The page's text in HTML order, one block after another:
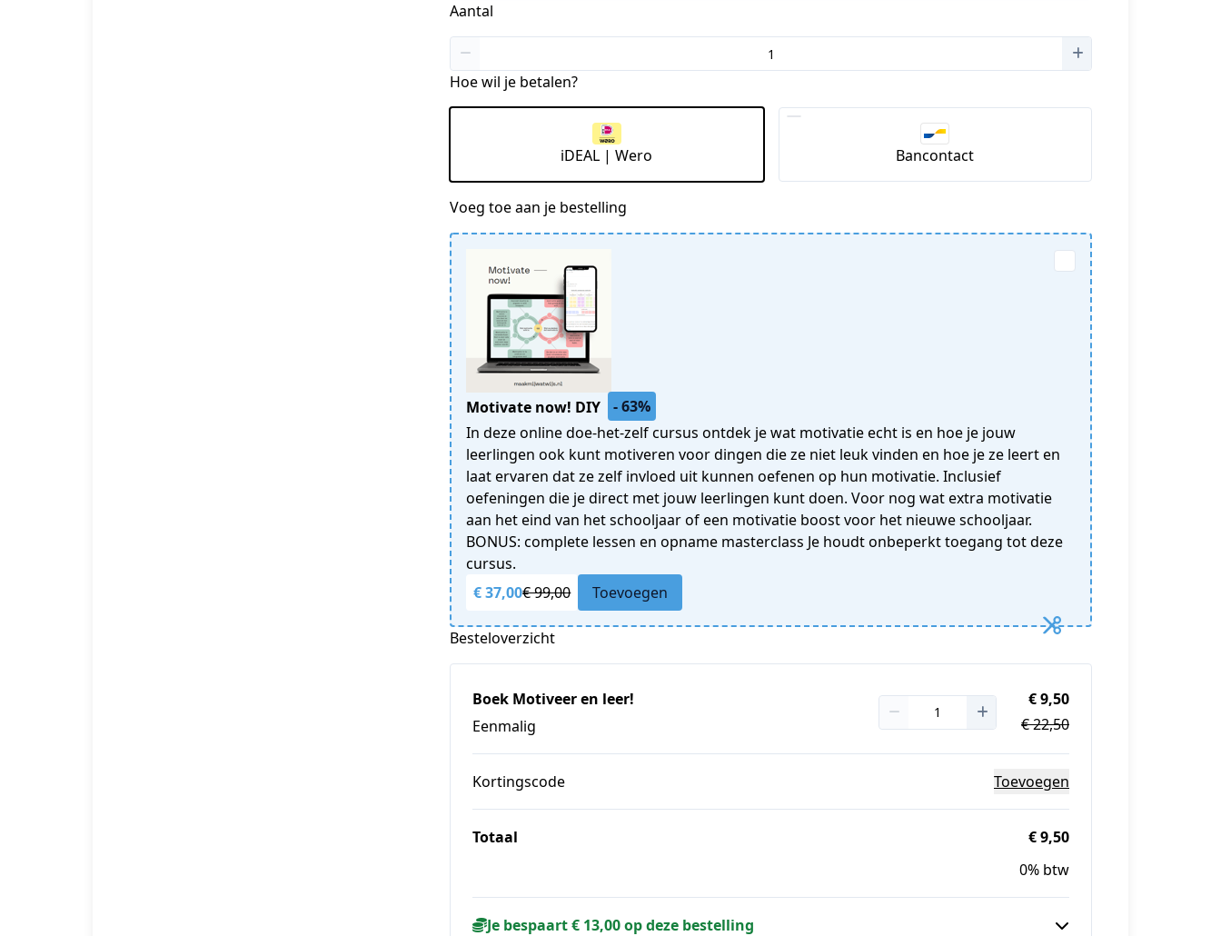
Aantal
Hoe wil je betalen?
iDEAL | Wero Bancontact
Voeg toe aan je bestelling
Motivate now! DIY
- 63%
In deze online doe-het-zelf cursus ontdek je wat motivatie echt is en hoe je jouw
leerlingen ook kunt motiveren voor dingen die ze niet leuk vinden en hoe je ze leert en
laat ervaren dat ze zelf invloed uit kunnen oefenen op hun motivatie. Inclusief
oefeningen die je direct met jouw leerlingen kunt doen. Voor nog wat extra motivatie
aan het eind van het schooljaar of een motivatie boost voor het nieuwe schooljaar.
BONUS: complete lessen en opname masterclass Je houdt onbeperkt toegang tot deze
cursus.
€ 37,00€ 99,00 Toevoegen
Besteloverzicht
Boek Motiveer en leer!
Eenmalig
€ 9,50
€ 22,50
Kortingscode Toevoegen
Totaal
€ 9,50
0% btw
Je bespaart € 13,00 op deze bestelling